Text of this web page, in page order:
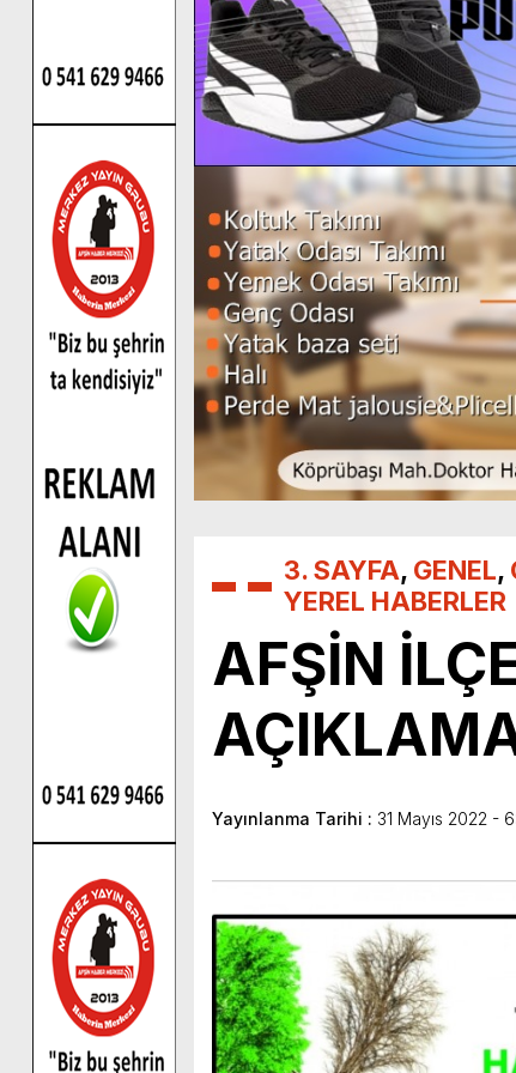
3. SAYFA, GENEL,
YEREL HABERLER
AFŞİN
Yayınlanma Tarihi : 31 Mayıs 2022 -